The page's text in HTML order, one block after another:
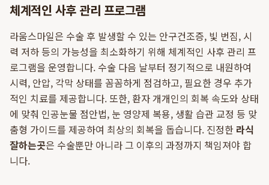
체계적인 사후 관리 프로그램
라움스마일은 수술 후 발생할 수 있는 안구건조증, 빛 번짐, 시
력 저하 등의 가능성을 최소화하기 위해 체계적인 사후 관리 프
로그램을 운영합니다. 수술 다음 날부터 정기적으로 내원하여
시력, 안압, 각막 상태를 꼼꼼하게 점검하고, 필요한 경우 추가
적인 치료를 제공합니다. 또한, 환자 개개인의 회복 속도와 상태
에 맞춰 인공눈물 점안법, 눈 영양제 복용, 생활 습관 교정 등 맞
춤형 가이드를 제공하여 최상의 회복을 돕습니다. 진정한 라식
잘하는곳은 수술뿐만 아니라 그 이후의 과정까지 책임져야 합
니다.